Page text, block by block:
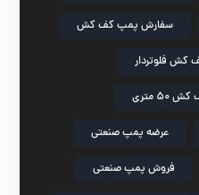
سفارش پمپ کف کش
کش فلوتردار
متری
عرضه پمپ صنعتی
فروش پمپ صنعتی